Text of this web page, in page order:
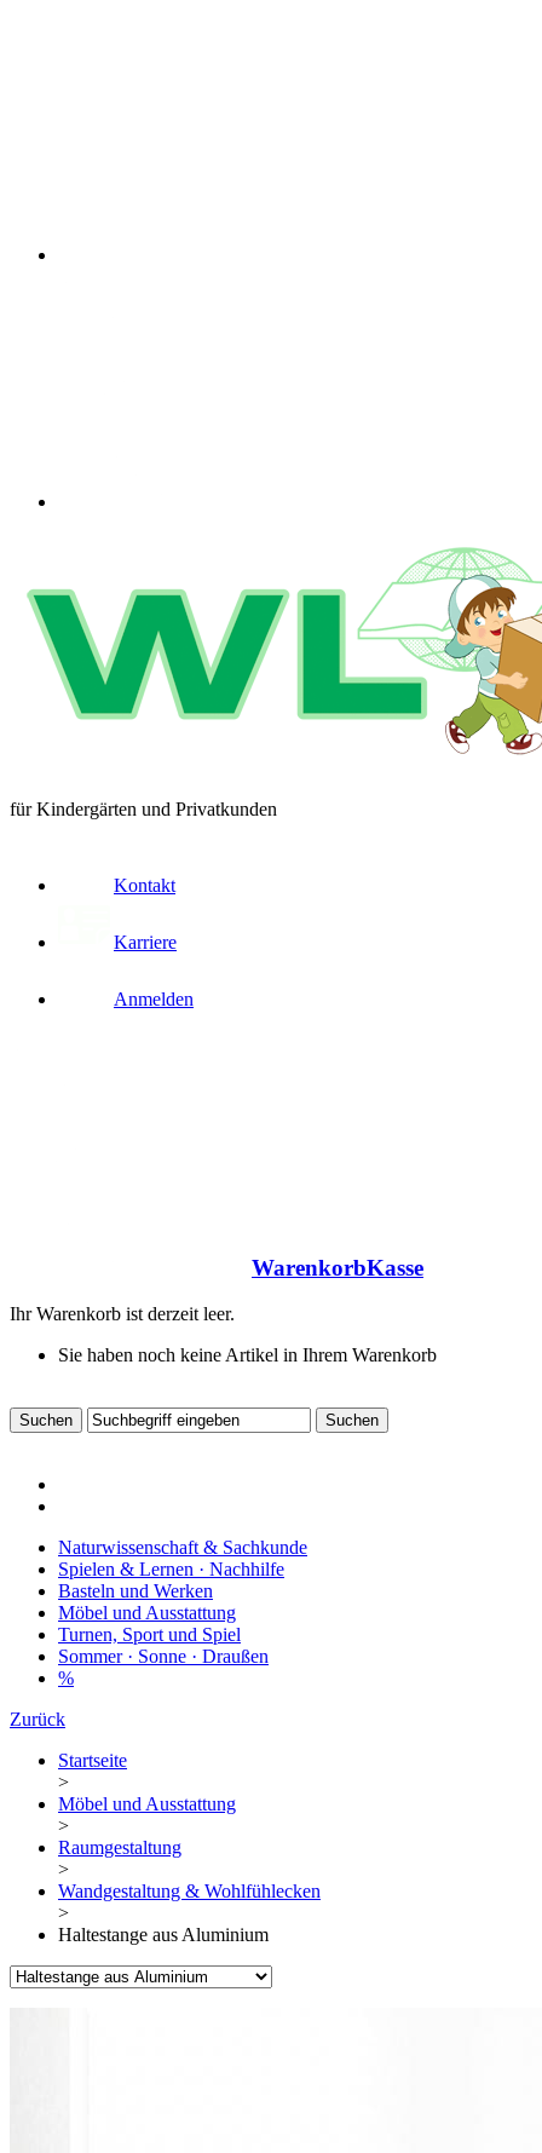
für Kindergärten und Privatkunden
Kontakt
Karriere
Anmelden
WarenkorbKasse
Ihr Warenkorb ist derzeit leer.
Sie haben noch keine Artikel in Ihrem Warenkorb
Naturwissenschaft & Sachkunde
Spielen & Lernen · Nachhilfe
Basteln und Werken
Möbel und Ausstattung
Turnen, Sport und Spiel
Sommer · Sonne · Draußen
%
Zurück
Startseite
>
Möbel und Ausstattung
>
Raumgestaltung
>
Wandgestaltung & Wohlfühlecken
>
Haltestange aus Aluminium